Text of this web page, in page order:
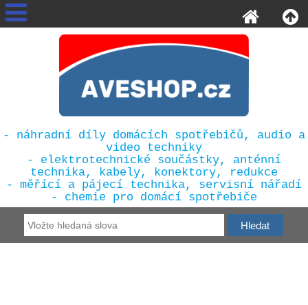
- náhradní díly domácích spotřebičů, audio a
video techniky
- elektrotechnické součástky, anténní
technika, kabely, konektory, redukce
- měřící a pájecí technika, servisní nářadí
- chemie pro domácí spotřebiče